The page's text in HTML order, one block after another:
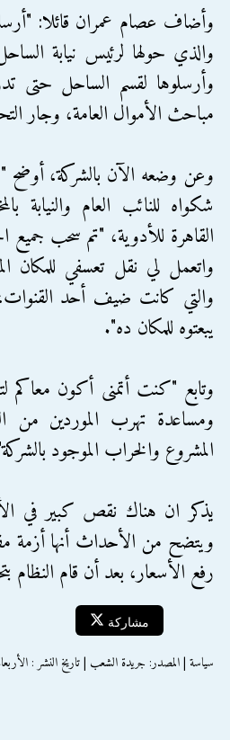
وأضاف عصام عمران قائلا:
والذي حولها لرئيس نيابة
وأرسلوها لقسم الساحل حتى
مباحث الأموال العامة، وجار
وعن وضعه الآن بالشركة، أوضح
شكواه للنائب العام والنيابة
القاهرة للأدوية، "تم سحب جميع
واتعمل لي نقل تعسفي للمكان
والتي كانت ضيف أحد القنوات،
يبعتوه للمكان ده".
وتابع "كنت أتمنى أكون معاكم
ومساعدة تهرب الموردين
المشروع والخراب الموجود
يذكر ان هناك نقص كبير في
ويتضح من الأحداث أنها أزمة
رفع الأسعار، بعد أن قام
مشاركة
سياسة | المصدر: جريدة الشعب | تاريخ النشر : الأربعاء 21 ديسمبر